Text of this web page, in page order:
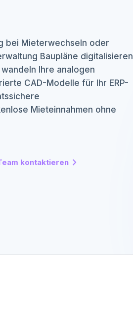
bei Mieterwechseln oder
Baupläne digitalisieren
Ihre analogen
CAD-Modelle für Ihr ERP-
Mieteinnahmen ohne
kontaktieren chevron_right